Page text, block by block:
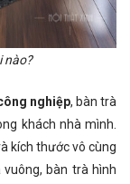
nào?
nghiệp, bàn trà
khách nhà mình.
kích thước vô cùng
bàn trà hình